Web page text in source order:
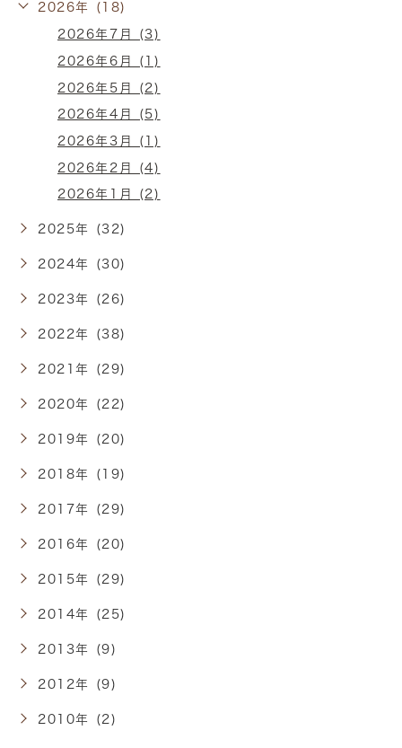
2026年 (18)
2026年7月 (3)
2026年6月 (1)
2026年5月 (2)
2026年4月 (5)
2026年3月 (1)
2026年2月 (4)
2026年1月 (2)
2025年 (32)
2024年 (30)
2023年 (26)
2022年 (38)
2021年 (29)
2020年 (22)
2019年 (20)
2018年 (19)
2017年 (29)
2016年 (20)
2015年 (29)
2014年 (25)
2013年 (9)
2012年 (9)
2010年 (2)